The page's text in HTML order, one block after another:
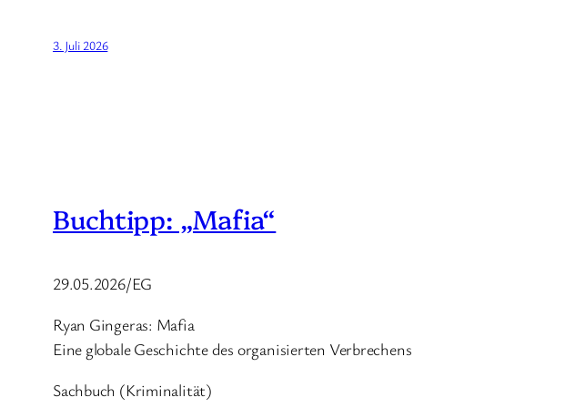
3. Juli 2026
Buchtipp: „Mafia“
29.05.2026/EG
Ryan Gingeras: Mafia
Eine globale Geschichte des organisierten Verbrechens
Sachbuch (Kriminalität)